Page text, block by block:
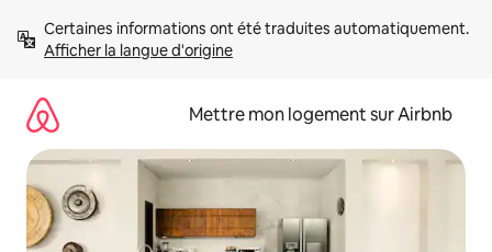
directement
Afficher la langue d'origine
Mettre mon logement sur Airbnb